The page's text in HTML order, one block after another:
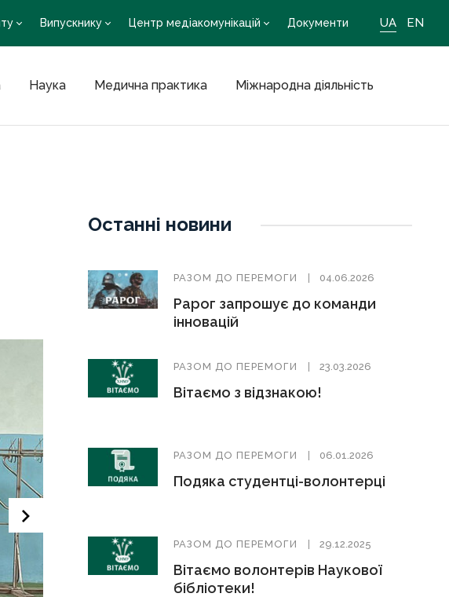
Випускнику Центр медіакомунікацій Документи UA EN
Наука Медична практика Міжнародна діяльність
Останні новини
РАЗОМ ДО ПЕРЕМОГИ 04.06.2026
Рарог запрошує до команди
інновацій
РАЗОМ ДО ПЕРЕМОГИ 23.03.2026
Вітаємо з відзнакою!
РАЗОМ ДО ПЕРЕМОГИ 06.01.2026
Подяка студентці-волонтерці
РАЗОМ ДО ПЕРЕМОГИ 29.12.2025
Вітаємо волонтерів Наукової
бібліотеки!